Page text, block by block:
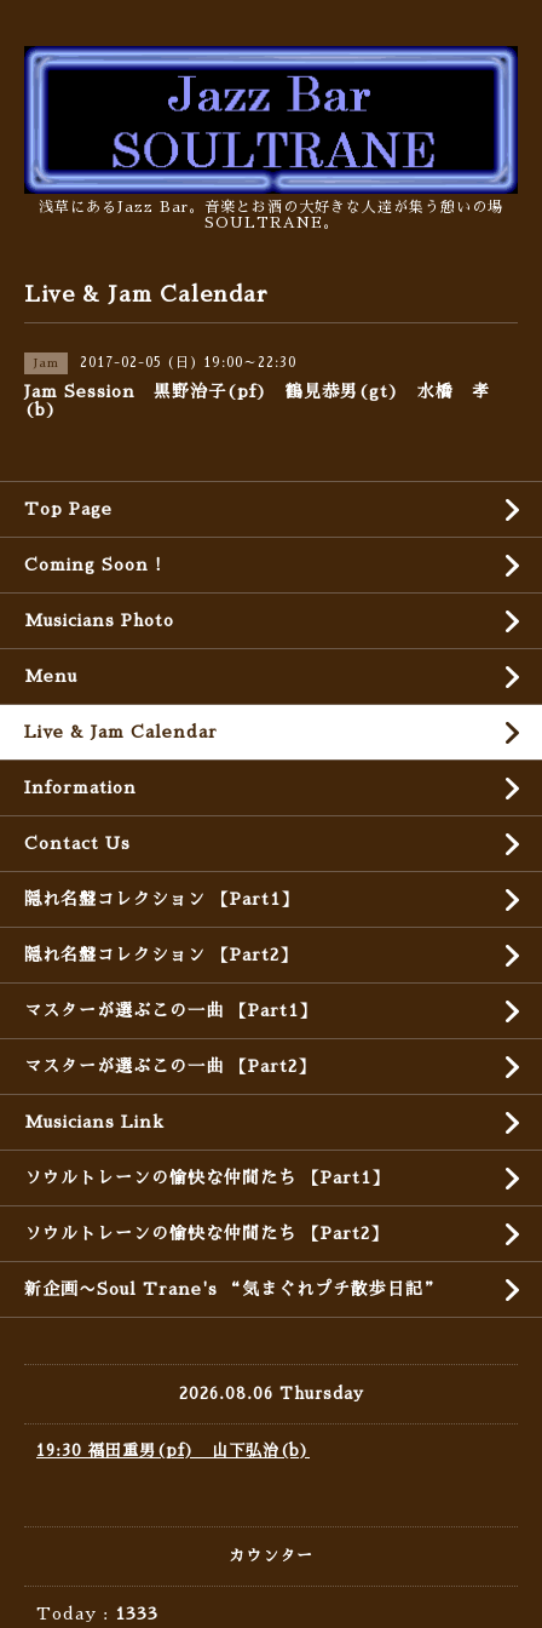
浅草にあるJazz Bar。音楽とお酒の大好きな人達が集う憩いの場
SOULTRANE。
Live & Jam Calendar
Jam 2017-02-05 (日) 19:00～22:30
Jam Session 黒野治子(pf) 鶴見恭男(gt) 水橋 孝
(b)
Top Page
Coming Soon !
Musicians Photo
Menu
Live & Jam Calendar
Information
Contact Us
隠れ名盤コレクション 【Part1】
隠れ名盤コレクション 【Part2】
マスターが選ぶこの一曲 【Part1】
マスターが選ぶこの一曲 【Part2】
Musicians Link
ソウルトレーンの愉快な仲間たち 【Part1】
ソウルトレーンの愉快な仲間たち 【Part2】
新企画〜Soul Trane's “気まぐれプチ散歩日記”
2026.08.06 Thursday
19:30 福田重男(pf) 山下弘治(b)
カウンター
Today : 1333